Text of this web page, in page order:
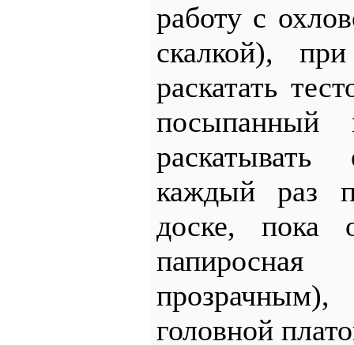
работу с
скалкой),
раскатать
посыпанный
каждый раз
доске, пока
головной